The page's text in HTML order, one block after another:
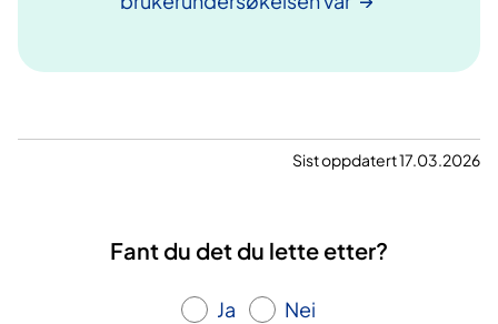
Sist oppdatert 17.03.2026
Fant du det du lette etter?
Ja Nei